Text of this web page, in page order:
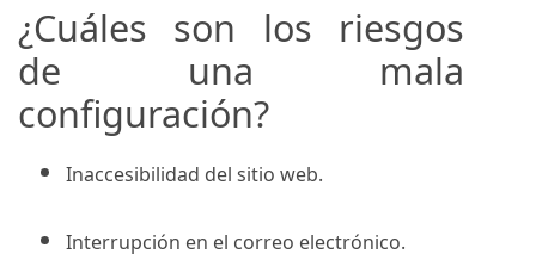
¿Cuáles son los riesgos
de una mala
configuración?
Inaccesibilidad del sitio web.
Interrupción en el correo electrónico.